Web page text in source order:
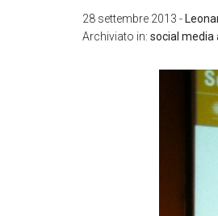
28 settembre 2013 -
Archiviato in: social media